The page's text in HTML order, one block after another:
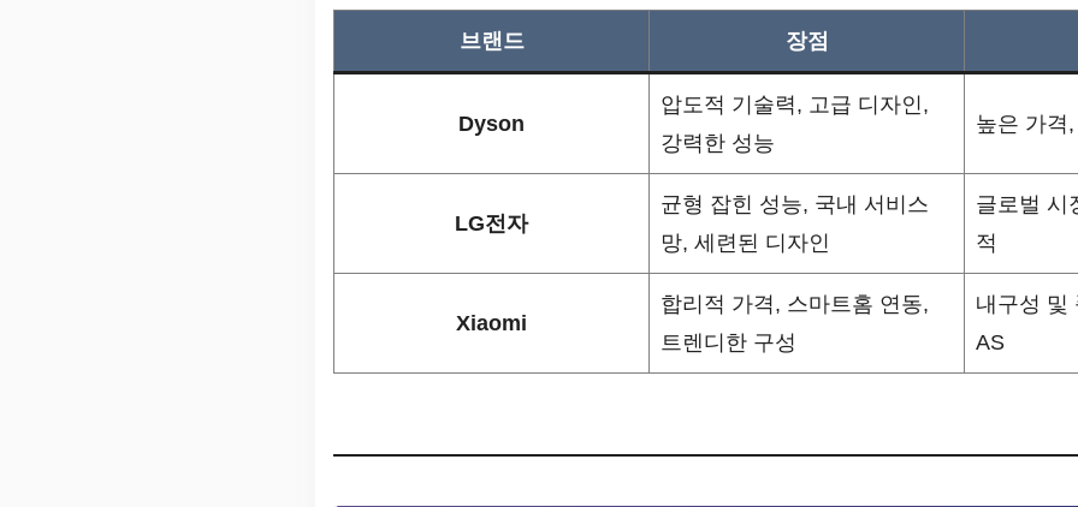
브랜드 장점
Dyson
압도적 기술력, 고급 디자인,
강력한 성능
높은 가격
LG전자
균형 잡힌 성능, 국내 서비스
망, 세련된 디자인
글로벌 시
적
Xiaomi
합리적 가격, 스마트홈 연동,
트렌디한 구성
내구성 및
AS